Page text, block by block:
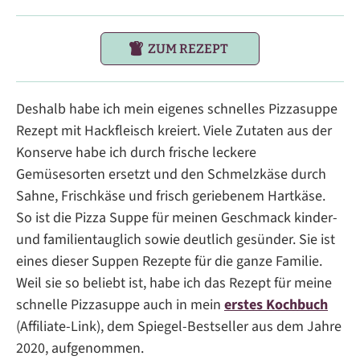
ZUM REZEPT
Deshalb habe ich mein eigenes schnelles Pizzasuppe
Rezept mit Hackfleisch kreiert. Viele Zutaten aus der
Konserve habe ich durch frische leckere
Gemüsesorten ersetzt und den Schmelzkäse durch
Sahne, Frischkäse und frisch geriebenem Hartkäse.
So ist die Pizza Suppe für meinen Geschmack kinder-
und familientauglich sowie deutlich gesünder. Sie ist
eines dieser Suppen Rezepte für die ganze Familie.
Weil sie so beliebt ist, habe ich das Rezept für meine
schnelle Pizzasuppe auch in mein erstes Kochbuch
(Affiliate-Link), dem Spiegel-Bestseller aus dem Jahre
2020, aufgenommen.